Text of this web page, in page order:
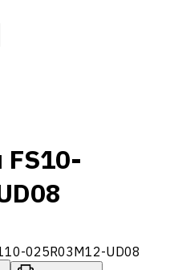
025R03M12-UD08